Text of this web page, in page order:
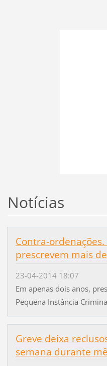
Notícias
Contra-
prescrevem mais
23-04-2014 18:07
Em apenas dois anos,
Pequena Instância
Greve deixa
semana durante